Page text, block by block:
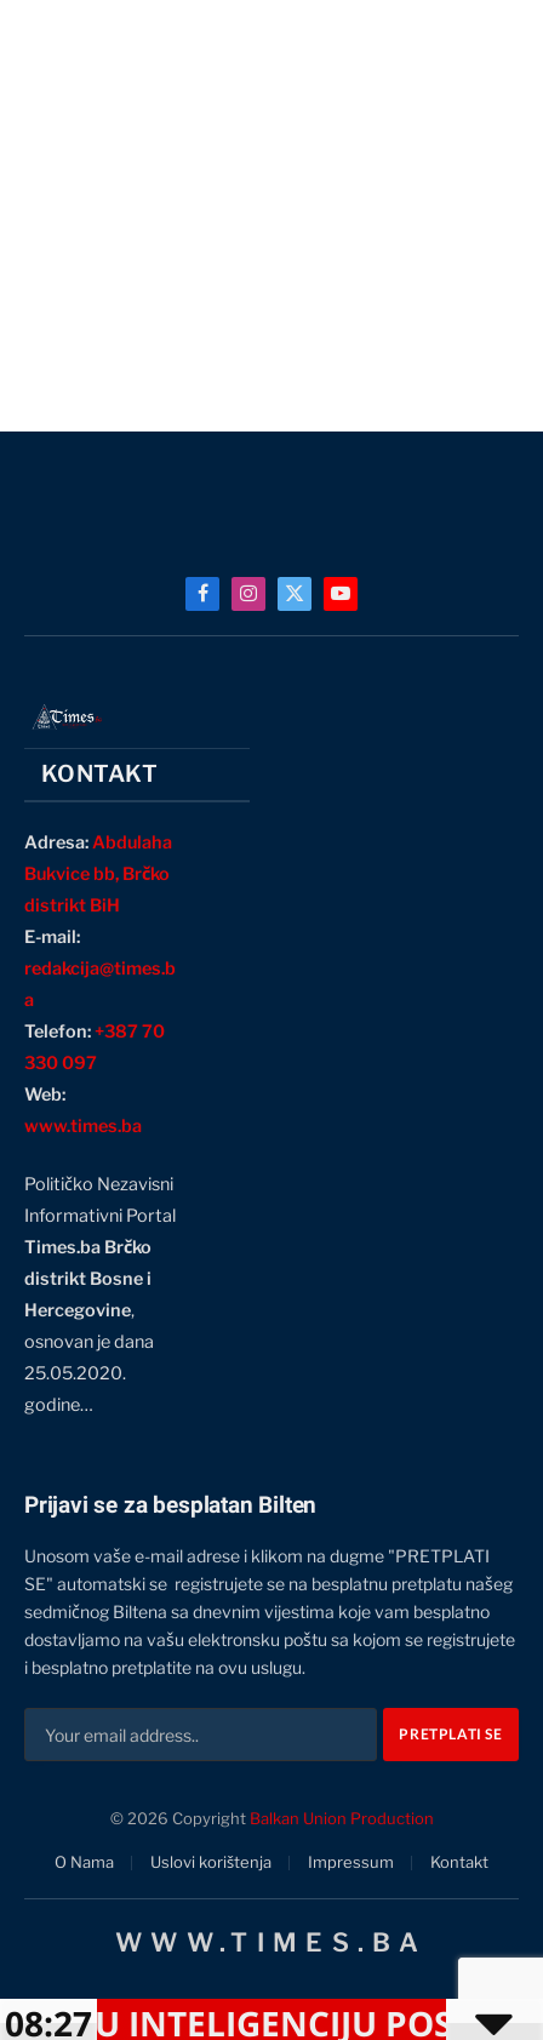
FacebookInstagram
X
(Twitter)
YouTube
KONTAKT
Adresa:Abdulaha
Bukvice bb, Brčko
distrikt BiH
E-mail:
redakcija@times.b
a
Telefon:+387 70
330 097
Web:
www.times.ba
Političko Nezavisni
Informativni Portal
Times.ba Brčko
distrikt Bosne i
Hercegovine,
osnovan je dana
25.05.2020.
godine…
Prijavi se za besplatan Bilten
Unosom vaše e-mail adrese i klikom na dugme "PRETPLATI
SE" automatski se registrujete se na besplatnu pretplatu našeg
sedmičnog Biltena sa dnevnim vijestima koje vam besplatno
dostavljamo na vašu elektronsku poštu sa kojom se registrujete
i besplatno pretplatite na ovu uslugu.
© 2026 Copyright Balkan Union Production
O Nama Uslovi korištenja Impressum Kontakt
WWW.TIMES.BA
INTELIGENCIJU POSTALI
08:27